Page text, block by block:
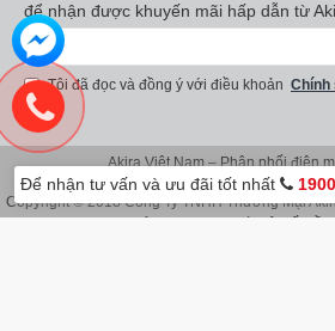
để nhận được khuyến mãi hấp dẫn từ
Tôi đã đọc và đồng ý với điều khoản Chính
Akira Việt Nam – Phân phối điện
Copyright © 2018 Công Ty TNHH Thương Mại
Để nhận tư vấn và ưu đãi tốt nhất